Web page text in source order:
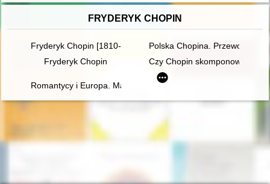
FRYDERYK CHOPIN
Fryderyk Chopin [1810-1849]
Polska Chopina. Przewodnik
Fryderyk Chopin
Czy Chopin skomponował
Romantycy i Europa. Marzenia, doświadczenia, propozycje